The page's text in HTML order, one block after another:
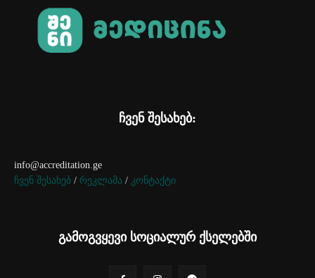
ჩვენ შესახებ:
info@accreditation.ge
ჩვენ შესახებ / რეკლამა / კონტაქტი
გამოგვყევი სოციალურ ქსელებში